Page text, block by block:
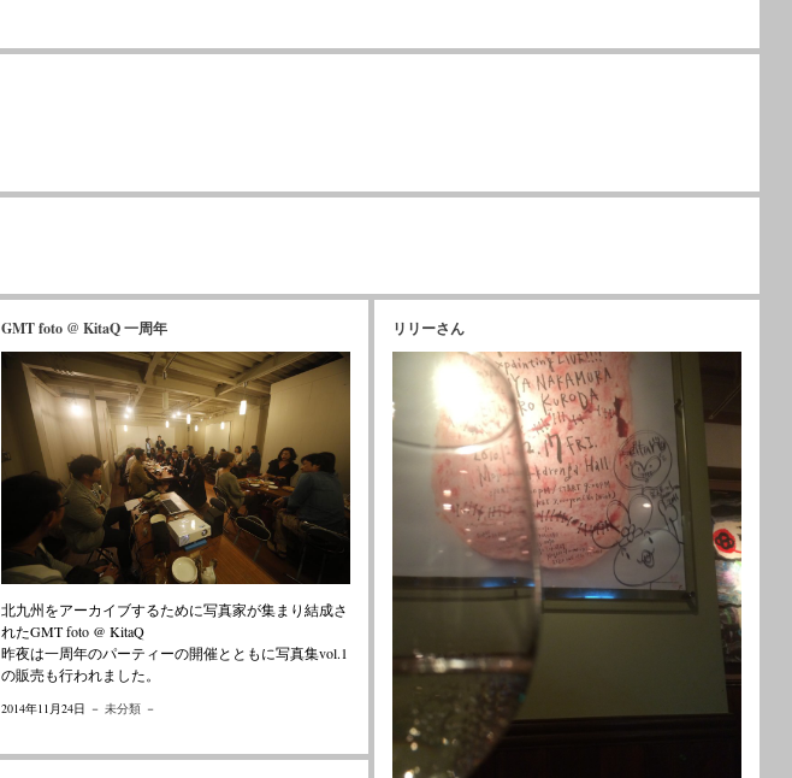
GMT foto @ KitaQ 一周年
北九州をアーカイブするために写真家が集まり結成さ
れたGMT foto @ KitaQ
昨夜は一周年のパーティーの開催とともに写真集vol.1
の販売も行われました。
2014年11月24日 － 未分類 －
リリーさん